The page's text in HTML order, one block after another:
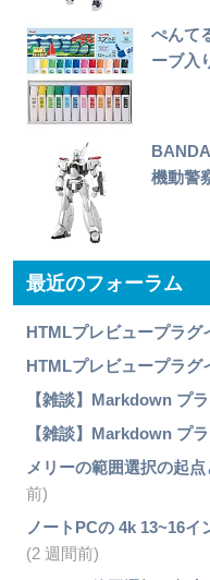
ぺんて
ーブ入
機動警
最近のフォーラム
HTMLプレビュープラグ
HTMLプレビュープラグ
【雑談】Markdown プ
【雑談】Markdown プ
メリーの範囲選択の起
前)
ノートPCの 4k 13~16
(2 週間前)